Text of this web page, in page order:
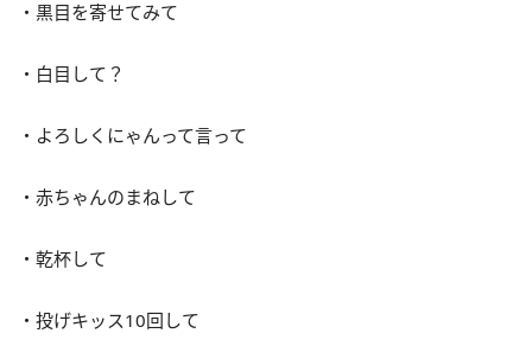
・黒目を寄せてみて
・白目して？
・よろしくにゃんって言って
・赤ちゃんのまねして
・乾杯して
・投げキッス10回して